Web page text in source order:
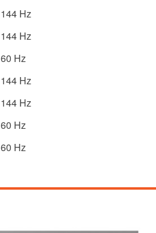
144 Hz
144 Hz
60 Hz
144 Hz
144 Hz
60 Hz
60 Hz